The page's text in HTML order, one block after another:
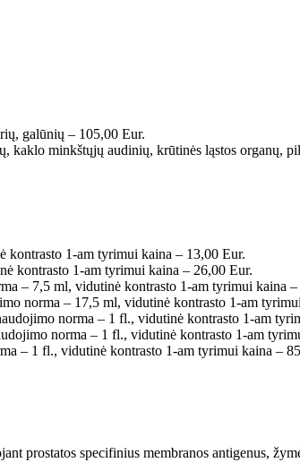
galūnių – 105,00 Eur.
minkštųjų audinių, krūtinės ląstos organų,
1-am tyrimui kaina – 13,00 Eur.
kontrasto 1-am tyrimui kaina – 26,00 Eur.
– 7,5 ml, vidutinė kontrasto 1-am tyrimui kaina –
norma – 17,5 ml, vidutinė kontrasto 1-am
norma – 1 fl., vidutinė kontrasto 1-am
norma – 1 fl., vidutinė kontrasto 1-am
– 1 fl., vidutinė kontrasto 1-am tyrimui kaina –
prostatos specifinius membranos antigenus,